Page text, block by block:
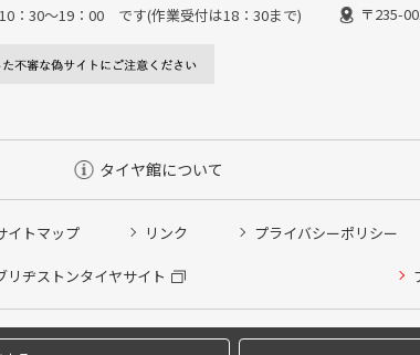
10：30～19：00 です(作業受付は18：30まで) 〒235-
タイヤ館について
イトマップ リンク プライバシーポリシー
リヂストンタイヤサイト
Copyright © 2024
タイヤ履き替え/オイル交換/その他ピット作業の予約
イヤ履き替え※タイヤ履き替えを希望のクローク契約会員の
番待ち予約 ※クローク契約会員の方はご利用いただけません